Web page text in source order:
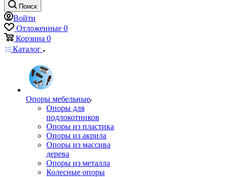
Поиск
Войти
Отложенные 0
Корзина 0
Каталог
Опоры мебельные
Опоры для
подлокотников
Опоры из пластика
Опоры из акрила
Опоры из массива
дерева
Опоры из металла
Колесные опоры